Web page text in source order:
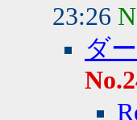
23:26
ダ